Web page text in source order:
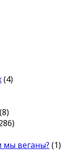
(4)
(8)
мы веганы? (1)